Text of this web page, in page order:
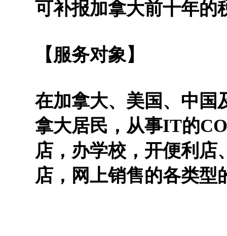
可补报加拿大前十年的
【服务对象】
在加拿大、美国、中国
拿大居民，从事IT的
店，办学校，开便利店
店，网上销售的各类型